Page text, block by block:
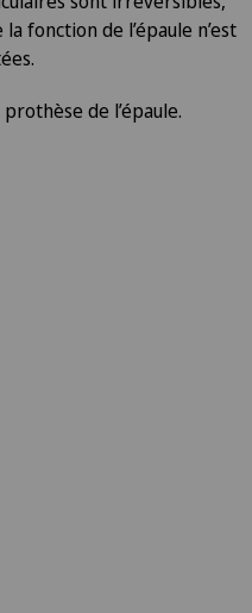
fonction de l’épaule n’est
de l’épaule.